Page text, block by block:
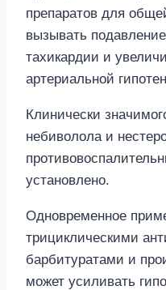
препаратов для
вызывать
тахикардии и
артериальной
Клинически
небиволола и
установлено.
Одновременное
трициклическими
барбитуратами и
может усиливать